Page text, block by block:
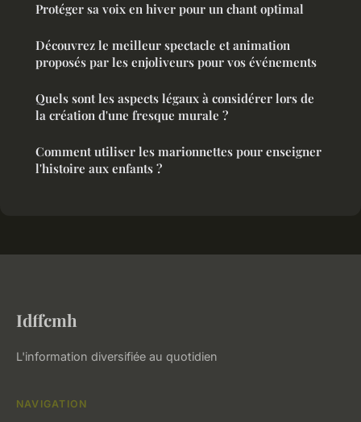
Protéger sa voix en hiver pour un chant optimal
Découvrez le meilleur spectacle et animation
proposés par les enjoliveurs pour vos événements
Quels sont les aspects légaux à considérer lors de
la création d'une fresque murale ?
Comment utiliser les marionnettes pour enseigner
l'histoire aux enfants ?
Idffcmh
L'information diversifiée au quotidien
NAVIGATION